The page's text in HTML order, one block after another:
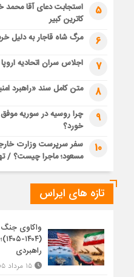
5
استجابت دعای آقا
کاترین کبیر
6 مرگ شاه قاجار به دلیل
7 اجلاس سران اتحادیه
8 متن کامل سند «راهبرد
9
چرا روسیه در سوریه
خورد؟
10
سفر سرپرست وزارت خارجه
مسعود؛ ماجرا چیست؟ /
تازه های ایراس
واکاوی جنگ
راهبردی
۱۵ مرداد ۱۴۰۵ - ۱۴:۲۰